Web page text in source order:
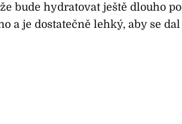
bude hydratovat ještě dlouho po
a je dostatečně lehký, aby se dal